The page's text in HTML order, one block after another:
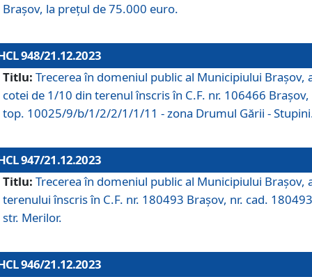
Brașov, la prețul de 75.000 euro.
948/21.12.2023
Titlu: Trecerea în domeniul public al Municipiului Braşov,
cotei de 1/10 din terenul înscris în C.F. nr. 106466 Brașov,
top. 10025/9/b/1/2/2/1/1/11 - zona Drumul Gării -
947/21.12.2023
Titlu: Trecerea în domeniul public al Municipiului Braşov,
terenului înscris în C.F. nr. 180493 Brașov, nr. cad.
str. Merilor.
946/21.12.2023